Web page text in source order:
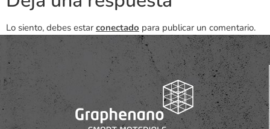
Lo siento, debes estar conectado para publicar un comentario.